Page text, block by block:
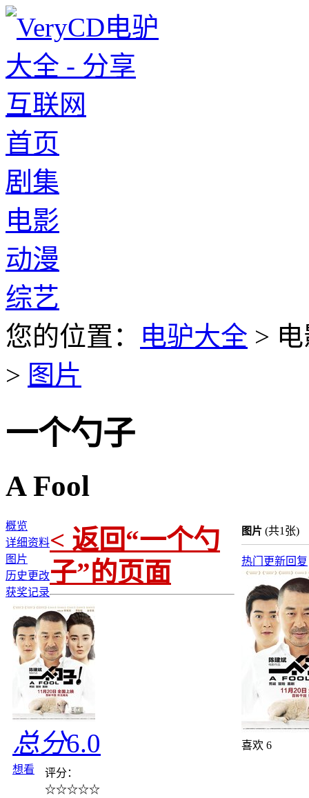
首页
剧集
电影
动漫
综艺
您的位置：
电驴大全 >
> 图片
一个勺子
A Fool
概览
详细资料
图片
历史更改
获奖记录
图片 (共1张)
热门 更新回复
喜欢 6
< 返回“一个勺
子”的页面
总分6.0
想看
评分：
☆☆☆☆☆